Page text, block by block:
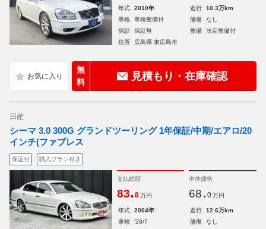
年式 2010年 走行
10.3万km
車検
車検整備付 修復
なし
保証
保証無 整備
法定整備付
住所
広島県 東広島市
無
料
見積もり・在庫確認
日産
シーマ 3.0 300G グランドツーリング 1年保証/中期/エアロ/20
インチ(ファブレス
保証付 購入プラン付き
支払総額
83.8 万円
本体価格
68. 0 万円
年式 2004年 走行
12.6万km
車検
'28/7 修復
なし